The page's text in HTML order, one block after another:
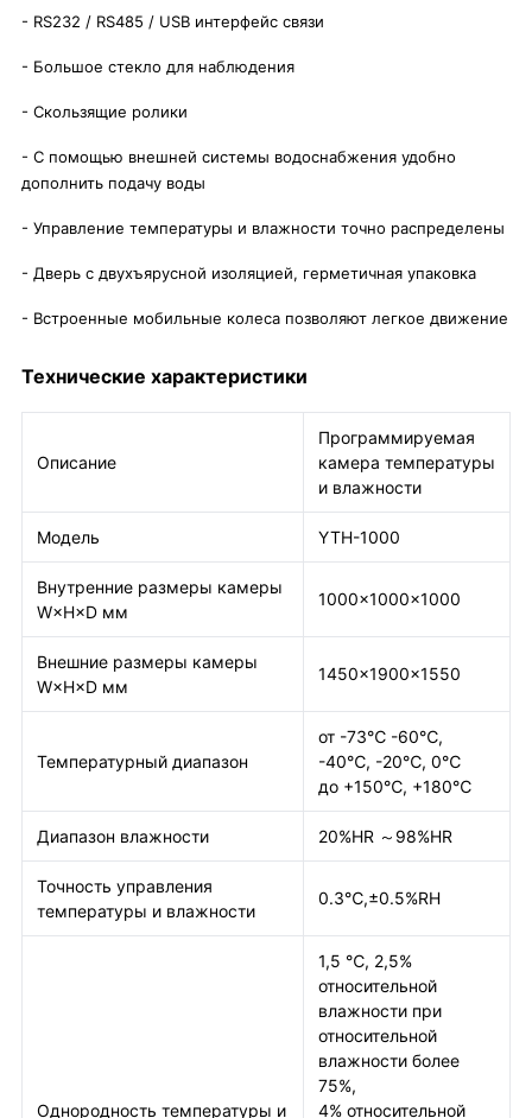
- RS232 / RS485 / USB интерфейс связи
- Большое стекло для наблюдения
- Скользящие ролики
- С помощью внешней системы водоснабжения удобно
дополнить подачу воды
- Управление температуры и влажности точно распределены
- Дверь с двухъярусной изоляцией, герметичная упаковка
- Встроенные мобильные колеса позволяют легкое движение
Технические характеристики
Описание
Программируемая
камера температуры
и влажности
Модель YTH-1000
Внутренние размеры камеры
W×H×D мм
1000×1000×1000
Внешние размеры камеры
W×H×D мм
1450×1900×1550
Температурный диапазон
от -73℃ -60℃,
-40℃, -20℃, 0℃
до +150℃, +180℃
Диапазон влажности 20%HR ～98%HR
Точность управления
температуры и влажности
0.3℃,±0.5%RH
Однородность температуры и
1,5 ℃, 2,5%
относительной
влажности при
относительной
влажности более
75%,
4% относительной